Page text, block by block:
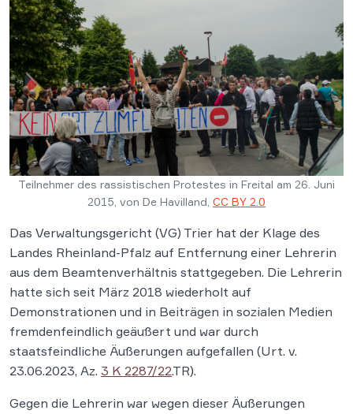
Teilnehmer des rassistischen Protestes in Freital am 26. Juni
2015, von De Havilland, CC BY 2.0
Das Verwaltungsgericht (VG) Trier hat der Klage des
Landes Rheinland-Pfalz auf Entfernung einer Lehrerin
aus dem Beamtenverhältnis stattgegeben. Die Lehrerin
hatte sich seit März 2018 wiederholt auf
Demonstrationen und in Beiträgen in sozialen Medien
fremdenfeindlich geäußert und war durch
staatsfeindliche Äußerungen aufgefallen (Urt. v.
23.06.2023, Az. 3 K 2287/22.TR).
Gegen die Lehrerin war wegen dieser Äußerungen